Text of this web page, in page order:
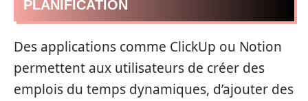
PLANIFICATION
Des applications comme ClickUp ou Notion
permettent aux utilisateurs de créer des
emplois du temps dynamiques, d’ajouter des